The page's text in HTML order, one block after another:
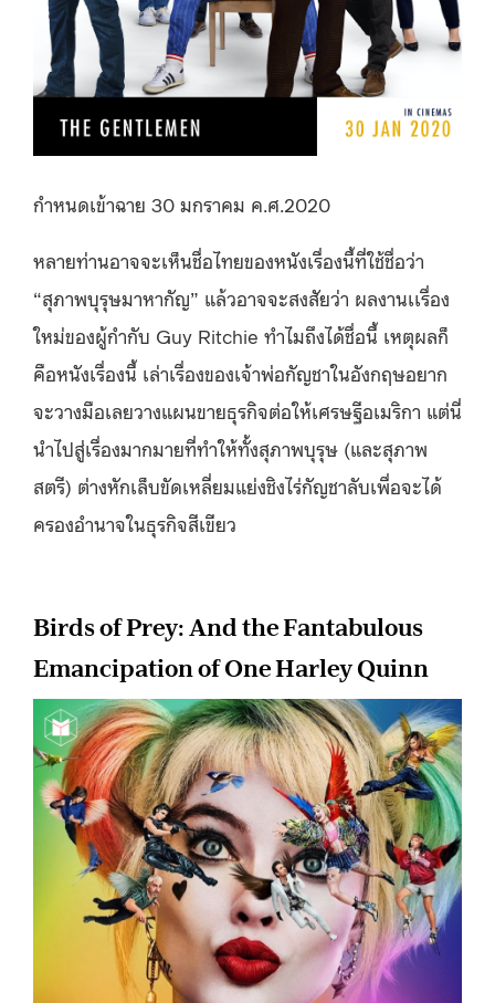
กำหนดเข้าฉาย 30 มกราคม ค.ศ.2020
หลายท่านอาจจะเห็นชื่อไทยของหนังเรื่องนี้ที่ใช้ชื่อว่า
“สุภาพบุรุษมาหากัญ” แล้วอาจจะสงสัยว่า ผลงานเเรื่อง
ใหม่ของผู้กำกับ Guy Ritchie ทำไมถึงได้ชื่อนี้ เหตุผลก็
คือหนังเรื่องนี้ เล่าเรื่องของเจ้าพ่อกัญชาในอังกฤษอยาก
จะวางมือเลยวางแผนขายธุรกิจต่อให้เศรษฐีอเมริกา แต่นี่
นำไปสู่เรื่องมากมายที่ทำให้ทั้งสุภาพบุรุษ (และสุภาพ
สตรี) ต่างหักเล็บขัดเหลี่ยมแย่งชิงไร่กัญชาลับเพื่อจะได้
ครองอำนาจในธุรกิจสีเขียว
Birds of Prey: And the Fantabulous
Emancipation of One Harley Quinn